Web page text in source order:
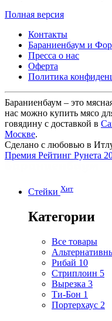
Полная версия
Контакты
Бараниенбаум и
Пресса о нас
Оферта
Политика
Бараниенбаум – это
нас можно купить мясо
говядину с доставкой в
Москве.
Сделано с любовью в
Премия Рейтинг Рунета
Стейки Хит
Категории
Все товары
Рибай 10
Стриплоин 5
Вырезка 3
Ти-Бон 1
Портерхаус 2